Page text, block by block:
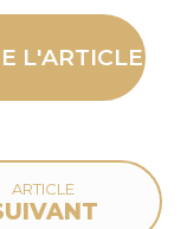
L'ARTICLE
ARTICLE